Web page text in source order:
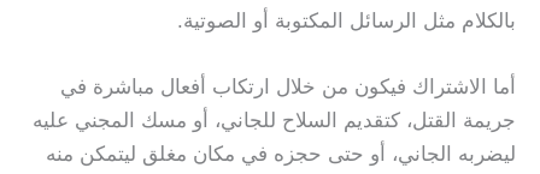
بالكلام مثل الرسائل المكتوبة أو الصوتية.
أما الاشتراك فيكون من خلال ارتكاب أفعال مباشرة في
جريمة القتل، كتقديم السلاح للجاني، أو مسك المجني عليه
ليضربه الجاني، أو حتى حجزه في مكان مغلق ليتمكن منه